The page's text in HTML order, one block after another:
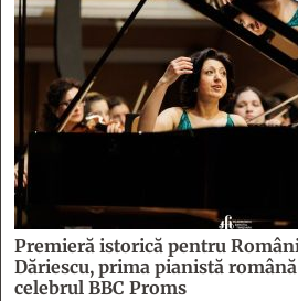
Premieră istorică pentru
Dăriescu, prima pianistă
celebrul BBC Proms